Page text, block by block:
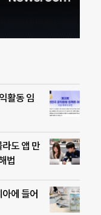
활동 임
도 앱 만
법
에 들어